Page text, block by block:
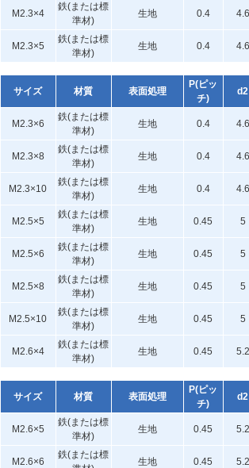
M2.3×4
鉄(または標
準材)
生地 0.4 4.6
M2.3×5
鉄(または標
準材)
生地 0.4 4.6
サイズ 材質 表面処理
P(ピッ
チ)
d2
M2.3×6
鉄(または標
準材)
生地 0.4 4.6
M2.3×8
鉄(または標
準材)
生地 0.4 4.6
M2.3×10
鉄(または標
準材)
生地 0.4 4.6
M2.5×5
鉄(または標
準材)
生地 0.45 5
M2.5×6
鉄(または標
準材)
生地 0.45 5
M2.5×8
鉄(または標
準材)
生地 0.45 5
M2.5×10
鉄(または標
準材)
生地 0.45 5
M2.6×4
鉄(または標
準材)
生地 0.45 5.2
サイズ 材質 表面処理
P(ピッ
チ)
d2
M2.6×5
鉄(または標
準材)
生地 0.45 5.2
M2.6×6
鉄(または標
生地 0.45 5.2